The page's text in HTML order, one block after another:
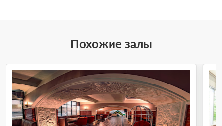
Похожие залы